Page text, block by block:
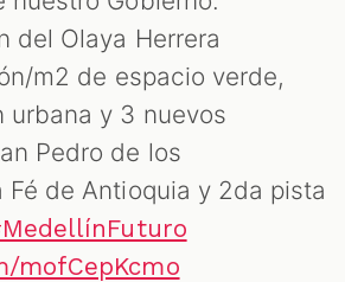
del Olaya Herrera
m2 de espacio verde,
urbana y 3 nuevos
Pedro de los
Fé de Antioquia y 2da pista
mofCepKcmo